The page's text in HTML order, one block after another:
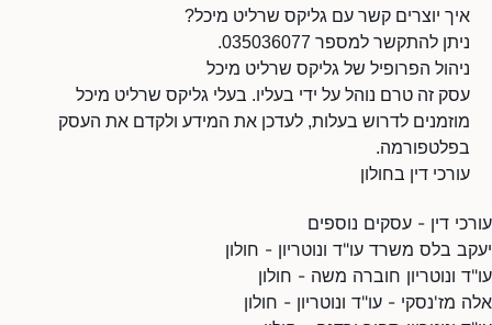
איך יוצרים קשר עם גליקס שרליט מיכל?
ניתן להתקשר למספר 035036077.
ניהול הפרופיל של גליקס שרליט מיכל
עסק זה טרם נוהל על ידי בעליו. בעלי גליקס שרליט מיכל
מוזמנים לדרוש בעלות, לעדכן את המידע ולקדם את העסק
בפלטפורמה.
עורכי דין בחולון
עורכי דין - עסקים נוספים
יעקב בלס משרד עו"ד ונוטריון - חולון
עו"ד ונוטריון חוברה משה - חולון
אלה מז'נסקי - עו"ד ונוטריון - חולון